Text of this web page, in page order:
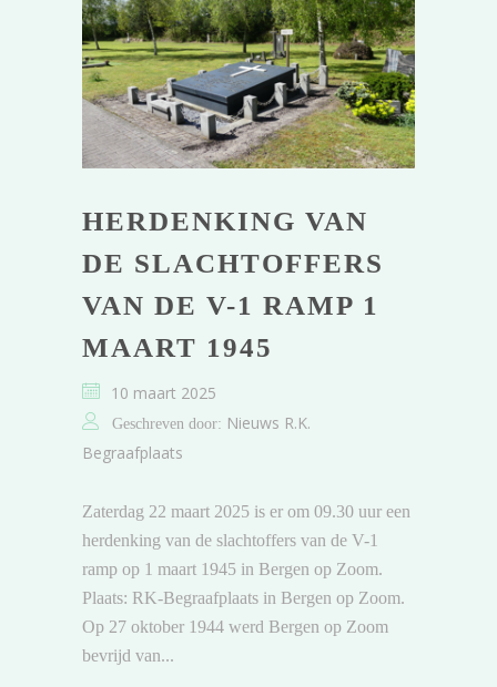
HERDENKING VAN
DE SLACHTOFFERS
VAN DE V-1 RAMP 1
MAART 1945
10 maart 2025
Geschreven door: Nieuws R.K.
Begraafplaats
Zaterdag 22 maart 2025 is er om 09.30 uur een
herdenking van de slachtoffers van de V-1
ramp op 1 maart 1945 in Bergen op Zoom.
Plaats: RK-Begraafplaats in Bergen op Zoom.
Op 27 oktober 1944 werd Bergen op Zoom
bevrijd van...